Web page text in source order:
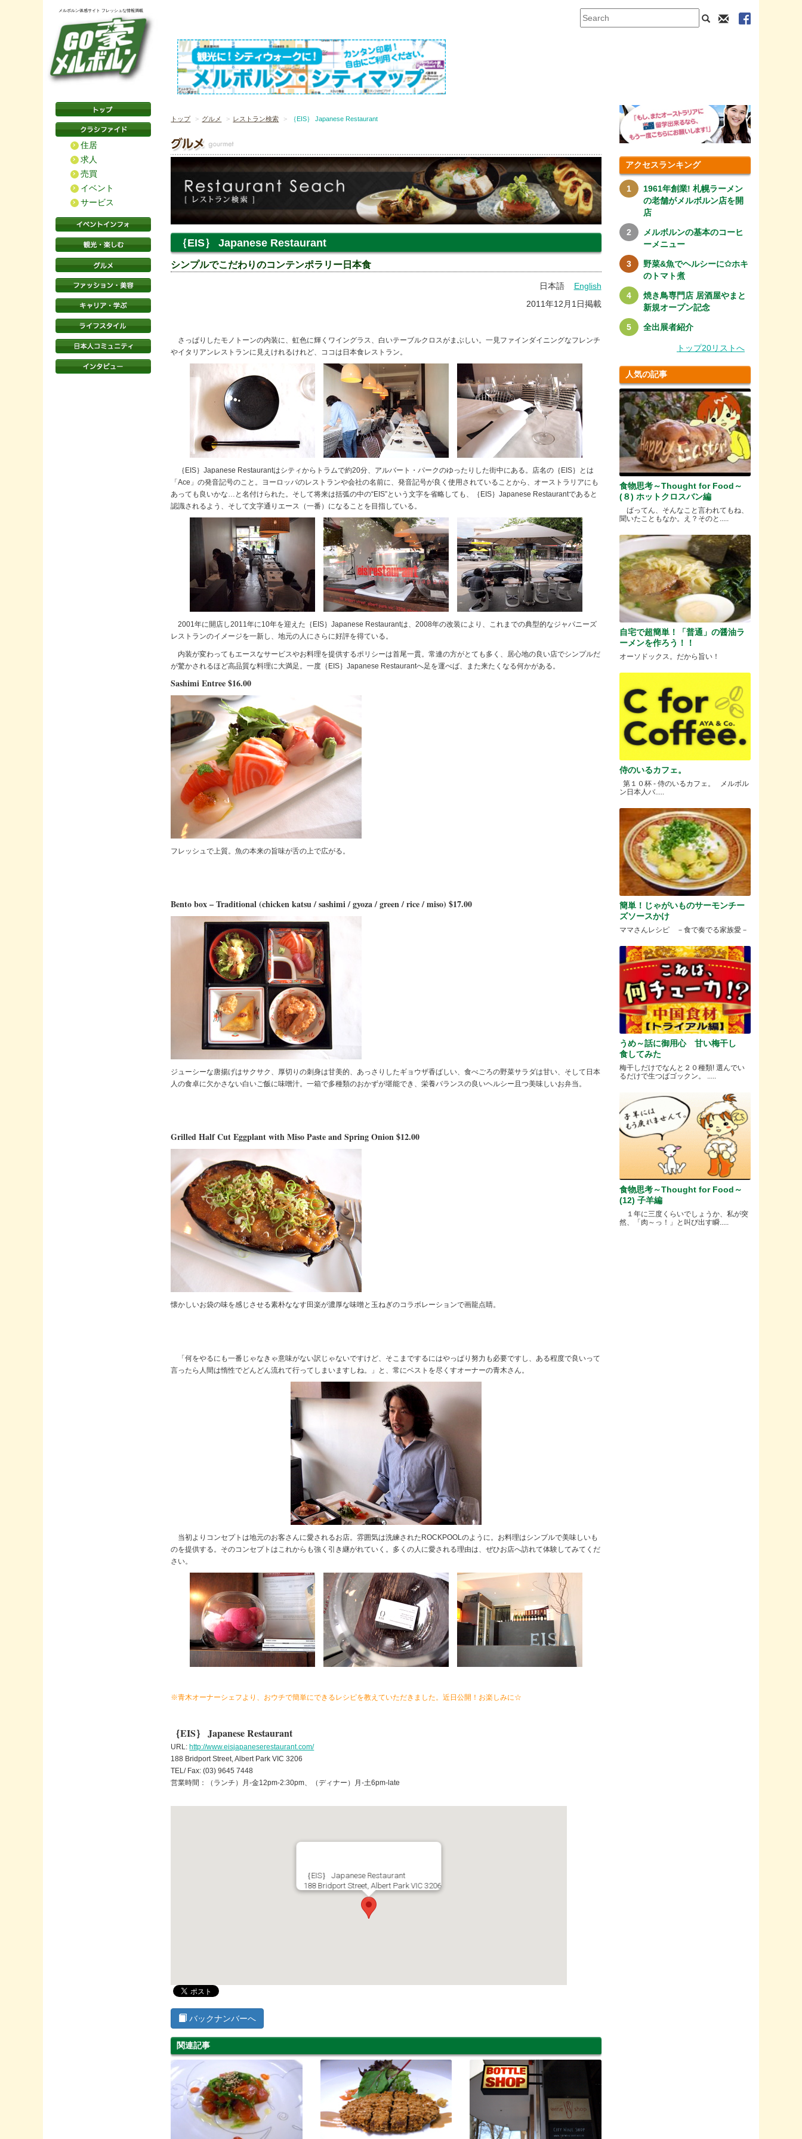
メルボルン体感サイト フレッシュな情報満載
住居
求人
売買
イベント
サービス
トップ グルメ レストラン検索 ｛EIS｝ Japanese Restaurant
｛EIS｝ Japanese Restaurant
シンプルでこだわりのコンテンポラリー日本食
日本語 English
2011年12月1日掲載
さっぱりしたモノトーンの内装に、虹色に輝くワイングラス、白いテーブルクロスがまぶしい。一見ファインダイニングなフレンチ
やイタリアンレストランに見えけれるけれど、ココは日本食レストラン。
｛EIS｝Japanese Restaurantはシティからトラムで約20分、アルバート・パークのゆったりした街中にある。店名の｛EIS｝とは
「Ace」の発音記号のこと。ヨーロッパのレストランや会社の名前に、発音記号が良く使用されていることから、オーストラリアにも
あっても良いかな…と名付けられた。そして将来は括弧の中の“EIS”という文字を省略しても、｛EIS｝Japanese Restaurantであると
認識されるよう、そして文字通りエース（一番）になることを目指している。
2001年に開店し2011年に10年を迎えた｛EIS｝Japanese Restaurantは、2008年の改装により、これまでの典型的なジャパニーズ
レストランのイメージを一新し、地元の人にさらに好評を得ている。
内装が変わってもエースなサービスやお料理を提供するポリシーは首尾一貫。常連の方がとても多く、居心地の良い店でシンプルだ
が驚かされるほど高品質な料理に大満足。一度｛EIS｝Japanese Restaurantへ足を運べば、また来たくなる何かがある。
Sashimi Entree $16.00
フレッシュで上質。魚の本来の旨味が舌の上で広がる。
Bento box – Traditional (chicken katsu / sashimi / gyoza / green / rice / miso) $17.00
ジューシーな唐揚げはサクサク、厚切りの刺身は甘美的、あっさりしたギョウザ香ばしい、食べごろの野菜サラダは甘い、そして日本
人の食卓に欠かさない白いご飯に味噌汁。一箱で多種類のおかずが堪能でき、栄養バランスの良いヘルシー且つ美味しいお弁当。
Grilled Half Cut Eggplant with Miso Paste and Spring Onion $12.00
懐かしいお袋の味を感じさせる素朴ななす田楽が濃厚な味噌と玉ねぎのコラボレーションで画龍点睛。
「何をやるにも一番じゃなきゃ意味がない訳じゃないですけど、そこまでするにはやっぱり努力も必要ですし、ある程度で良いって
言ったら人間は惰性でどんどん流れて行ってしまいますしね。」と、常にベストを尽くすオーナーの青木さん。
当初よりコンセプトは地元のお客さんに愛されるお店。雰囲気は洗練されたROCKPOOLのように。お料理はシンプルで美味しいも
のを提供する。そのコンセプトはこれからも強く引き継がれていく。多くの人に愛される理由は、ぜひお店へ訪れて体験してみてくだ
さい。
※青木オーナーシェフより、おウチで簡単にできるレシピを教えていただきました。近日公開！お楽しみに☆
｛EIS｝ Japanese Restaurant
URL: http://www.eisjapaneserestaurant.com/
188 Bridport Street, Albert Park VIC 3206
TEL/ Fax: (03) 9645 7448
営業時間：（ランチ）月-金12pm-2:30pm、（ディナー）月-土6pm-late
｛EIS｝ Japanese Restaurant
188 Bridport Street, Albert Park VIC 3206
バックナンバーへ
関連記事
アクセスランキング
1961年創業! 札幌ラーメン
の老舗がメルボルン店を開
店
メルボルンの基本のコーヒ
ーメニュー
野菜&魚でヘルシーに✩ホキ
のトマト煮
焼き鳥専門店 居酒屋やまと
新規オープン記念
全出展者紹介
トップ20リストへ
人気の記事
食物思考～Thought for Food～
(８) ホットクロスバン編
ばってん、そんなこと言われてもね、
聞いたこともなか。え？そのと.....
自宅で超簡単！「普通」の醤油ラ
ーメンを作ろう！！
オーソドックス。だから旨い！
侍のいるカフェ。
第１０杯 - 侍のいるカフェ。 メルボル
ン日本人バ.....
簡単！じゃがいものサーモンチー
ズソースかけ
ママさんレシピ －食で奏でる家族愛－
うめ～話に御用心 甘い梅干し
食してみた
梅干しだけでなんと２０種類! 選んでい
るだけで生つばゴックン。 .....
食物思考～Thought for Food～
(12) 子羊編
１年に三度くらいでしょうか、私が突
然、「肉～っ！」と叫び出す瞬.....